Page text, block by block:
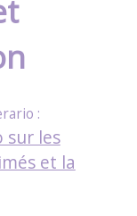
sur les
et la